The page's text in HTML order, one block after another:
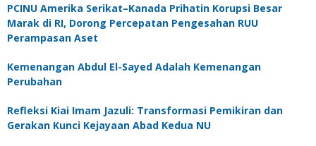
PCINU Amerika Serikat–Kanada Prihatin Korupsi Besar
Marak di RI, Dorong Percepatan Pengesahan RUU
Perampasan Aset
Kemenangan Abdul El-Sayed Adalah Kemenangan
Perubahan
Refleksi Kiai Imam Jazuli: Transformasi Pemikiran dan
Gerakan Kunci Kejayaan Abad Kedua NU